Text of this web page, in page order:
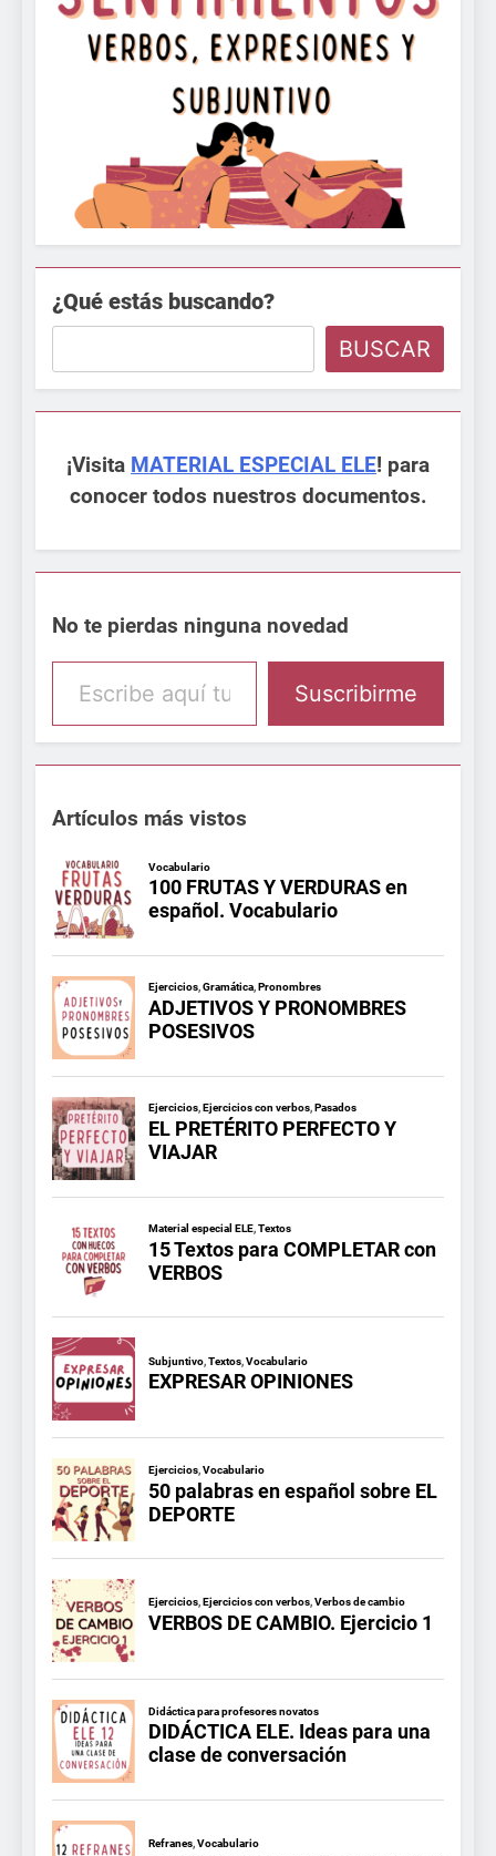
¿Qué estás buscando?
BUSCAR
¡Visita MATERIAL ESPECIAL ELE! para
conocer todos nuestros documentos.
No te pierdas ninguna novedad
Escribe aquí tu email
Suscribirme
Artículos más vistos